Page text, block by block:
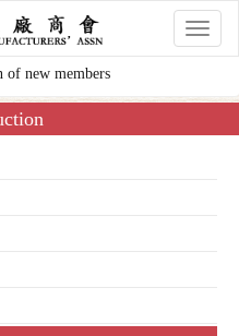
香
港
會
of new members